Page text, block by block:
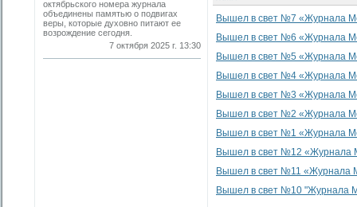
октябрьского номера журнала
объединены памятью о подвигах
веры, которые духовно питают ее
возрождение сегодня.
7 октября 2025 г. 13:30
Вышел в свет №7 «Журнала
Вышел в свет №6 «Журнала
Вышел в свет №5 «Журнала
Вышел в свет №4 «Журнала
Вышел в свет №3 «Журнала
Вышел в свет №2 «Журнала
Вышел в свет №1 «Журнала
Вышел в свет №12 «Журнала
Вышел в свет №11 «Журнала
Вышел в свет №10 "Журнала